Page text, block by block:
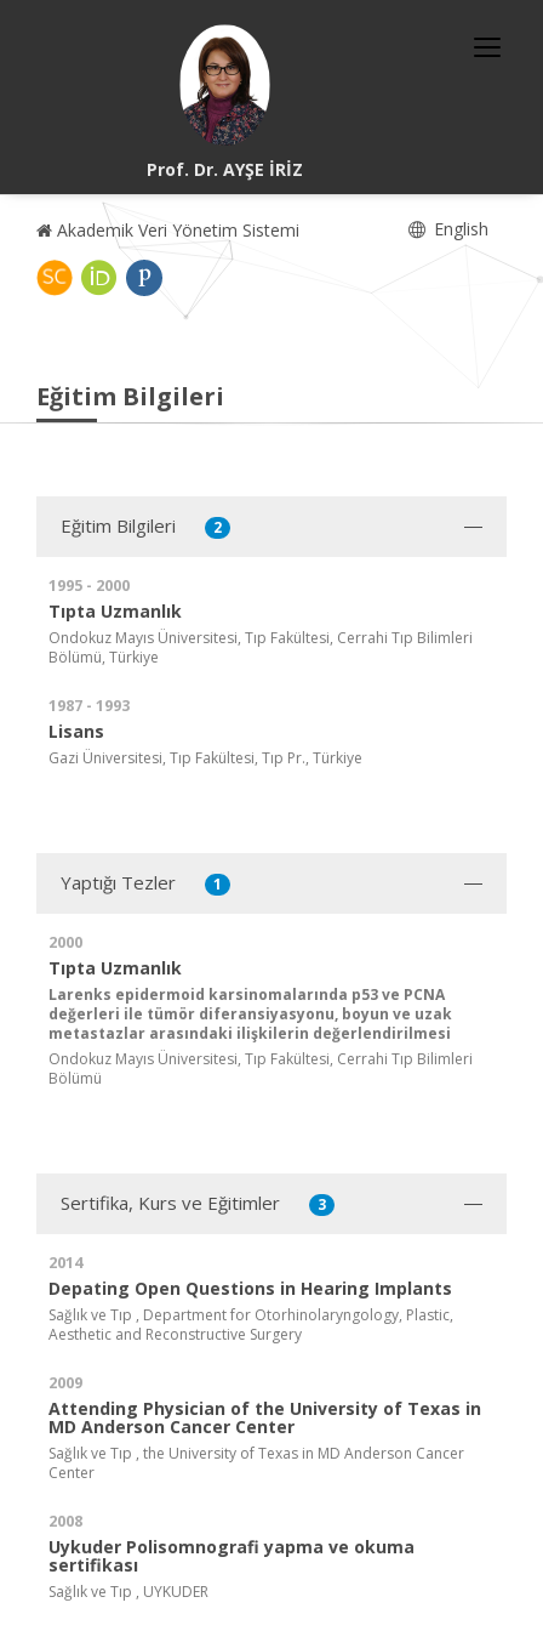
Prof. Dr. AYŞE İRİZ
Akademik Veri Yönetim Sistemi English
Eğitim Bilgileri
Eğitim Bilgileri 2
1995 - 2000
Tıpta Uzmanlık
Ondokuz Mayıs Üniversitesi, Tıp Fakültesi, Cerrahi Tıp Bilimleri
Bölümü, Türkiye
1987 - 1993
Lisans
Gazi Üniversitesi, Tıp Fakültesi, Tıp Pr., Türkiye
Yaptığı Tezler 1
2000
Tıpta Uzmanlık
Larenks epidermoid karsinomalarında p53 ve PCNA
değerleri ile tümör diferansiyasyonu, boyun ve uzak
metastazlar arasındaki ilişkilerin değerlendirilmesi
Ondokuz Mayıs Üniversitesi, Tıp Fakültesi, Cerrahi Tıp Bilimleri
Bölümü
Sertifika, Kurs ve Eğitimler 3
2014
Depating Open Questions in Hearing Implants
Sağlık ve Tıp , Department for Otorhinolaryngology, Plastic,
Aesthetic and Reconstructive Surgery
2009
Attending Physician of the University of Texas in
MD Anderson Cancer Center
Sağlık ve Tıp , the University of Texas in MD Anderson Cancer
Center
2008
Uykuder Polisomnografi yapma ve okuma
sertifikası
Sağlık ve Tıp , UYKUDER